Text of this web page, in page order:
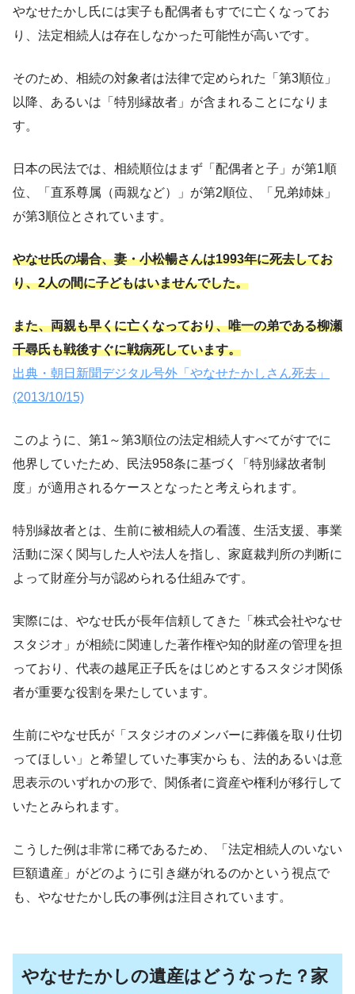
やなせたかし氏には実子も配偶者もすでに亡くなってお
り、法定相続人は存在しなかった可能性が高いです。
そのため、相続の対象者は法律で定められた「第3順位」
以降、あるいは「特別縁故者」が含まれることになりま
す。
日本の民法では、相続順位はまず「配偶者と子」が第1順
位、「直系尊属（両親など）」が第2順位、「兄弟姉妹」
が第3順位とされています。
やなせ氏の場合、妻・小松暢さんは1993年に死去してお
り、2人の間に子どもはいませんでした。
また、両親も早くに亡くなっており、唯一の弟である柳瀬
千尋氏も戦後すぐに戦病死しています。
出典・朝日新聞デジタル号外「やなせたかしさん死去」
(2013/10/15)
このように、第1～第3順位の法定相続人すべてがすでに
他界していたため、民法958条に基づく「特別縁故者制
度」が適用されるケースとなったと考えられます。
特別縁故者とは、生前に被相続人の看護、生活支援、事業
活動に深く関与した人や法人を指し、家庭裁判所の判断に
よって財産分与が認められる仕組みです。
実際には、やなせ氏が長年信頼してきた「株式会社やなせ
スタジオ」が相続に関連した著作権や知的財産の管理を担
っており、代表の越尾正子氏をはじめとするスタジオ関係
者が重要な役割を果たしています。
生前にやなせ氏が「スタジオのメンバーに葬儀を取り仕切
ってほしい」と希望していた事実からも、法的あるいは意
思表示のいずれかの形で、関係者に資産や権利が移行して
いたとみられます。
こうした例は非常に稀であるため、「法定相続人のいない
巨額遺産」がどのように引き継がれるのかという視点で
も、やなせたかし氏の事例は注目されています。
やなせたかしの遺産はどうなった？家